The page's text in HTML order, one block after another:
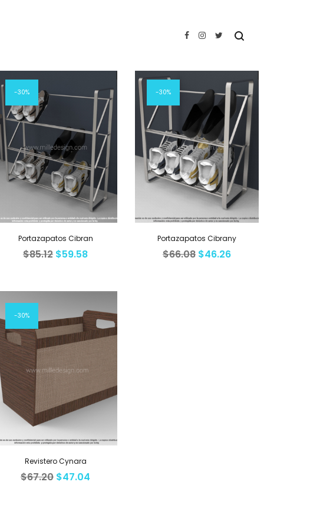
Sort by
30%
Portazapatos Cibran
$85.12 $59.58
30%
Portazapatos Cibrany
$66.08 $46.26
30%
Revistero Cynara
$67.20 $47.04